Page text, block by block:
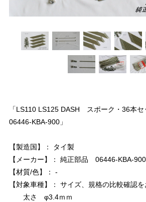
「LS110 LS125 DASH スポーク・36本
06446-KBA-900」
【製造国】： タイ製
【メーカー】： 純正部品 06446-KBA-900
【材質/色】： -
【対象車種】： サイズ、規格の比較確認を
太さ φ3.4ｍｍ